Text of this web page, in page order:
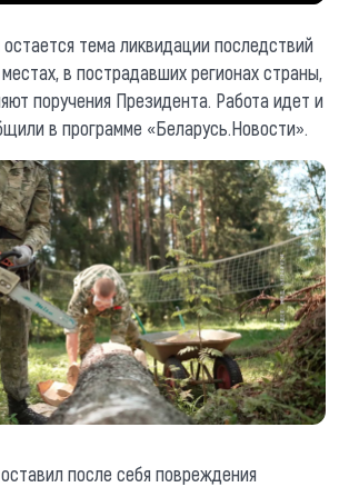
тема ликвидации последствий
в пострадавших регионах страны,
поручения Президента. Работа идет и
в программе «Беларусь.Новости».
после себя повреждения